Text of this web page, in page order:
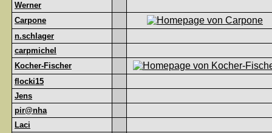
Werner
Carpone
n.schlager
carpmichel
Kocher-Fischer
flocki15
Jens
pir@nha
Laci